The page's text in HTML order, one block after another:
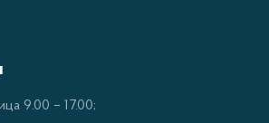
печей с часами оснащены
электроэнергию.
- Современные микроволновые
9.00 – 17.00;